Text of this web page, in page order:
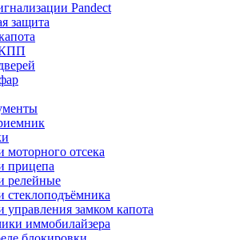
Pandect
защита
КПП
моторного отсека
прицепа
релейные
стеклоподъёмника
управления замком капота
иммобилайзера